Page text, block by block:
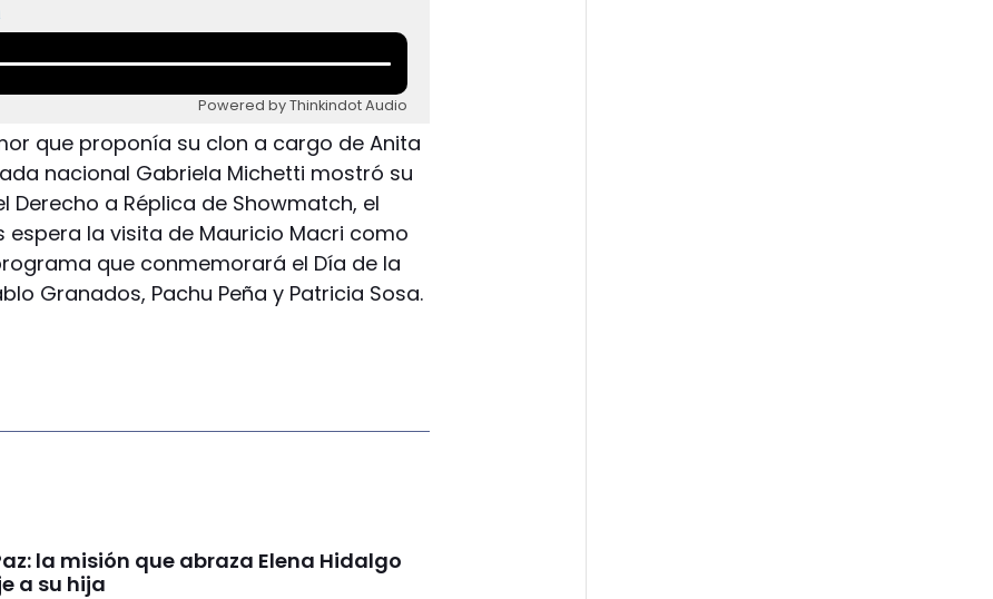
Powered by Thinkindot Audio
que proponía su clon a cargo de Anita
nacional Gabriela Michetti mostró su
Derecho a Réplica de Showmatch, el
la visita de Mauricio Macri como
que conmemorará el Día de la
Granados, Pachu Peña y Patricia Sosa.
la misión que abraza Elena Hidalgo
a su hija